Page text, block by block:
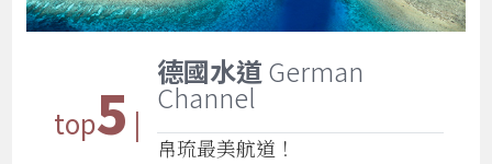
top5 |
德國水道German
Channel
帛琉最美航道！